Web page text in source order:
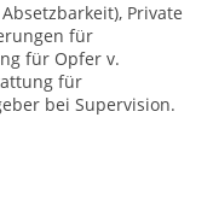
Private
für
für Opfer v.
für
bei Supervision.